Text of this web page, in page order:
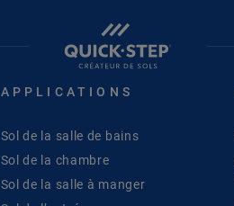
APPLICATIONS
Sol de la salle de bains
Sol de la chambre
Sol de la salle à manger